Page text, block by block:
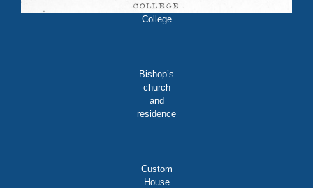
College
Bishop’s
church
and
residence
Custom
House